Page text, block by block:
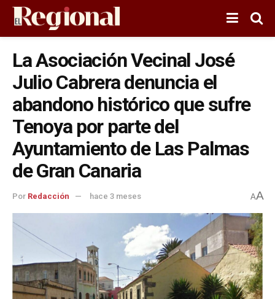
La Asociación Vecinal José
Julio Cabrera denuncia el
abandono histórico que sufre
Tenoya por parte del
Ayuntamiento de Las Palmas
de Gran Canaria
Por Redacción hace 3 meses AA